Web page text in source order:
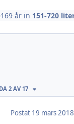
9 årin 151-720
SIDAN
2 AV 17
Postat 19 mars 2018